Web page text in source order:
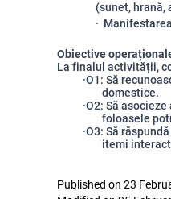
(sunet, hrană,
·
Obiective
La finalul activității,
·O1: Să
domestice.
·O2: Să
foloasele
·O3: Să
itemi
Published on 23